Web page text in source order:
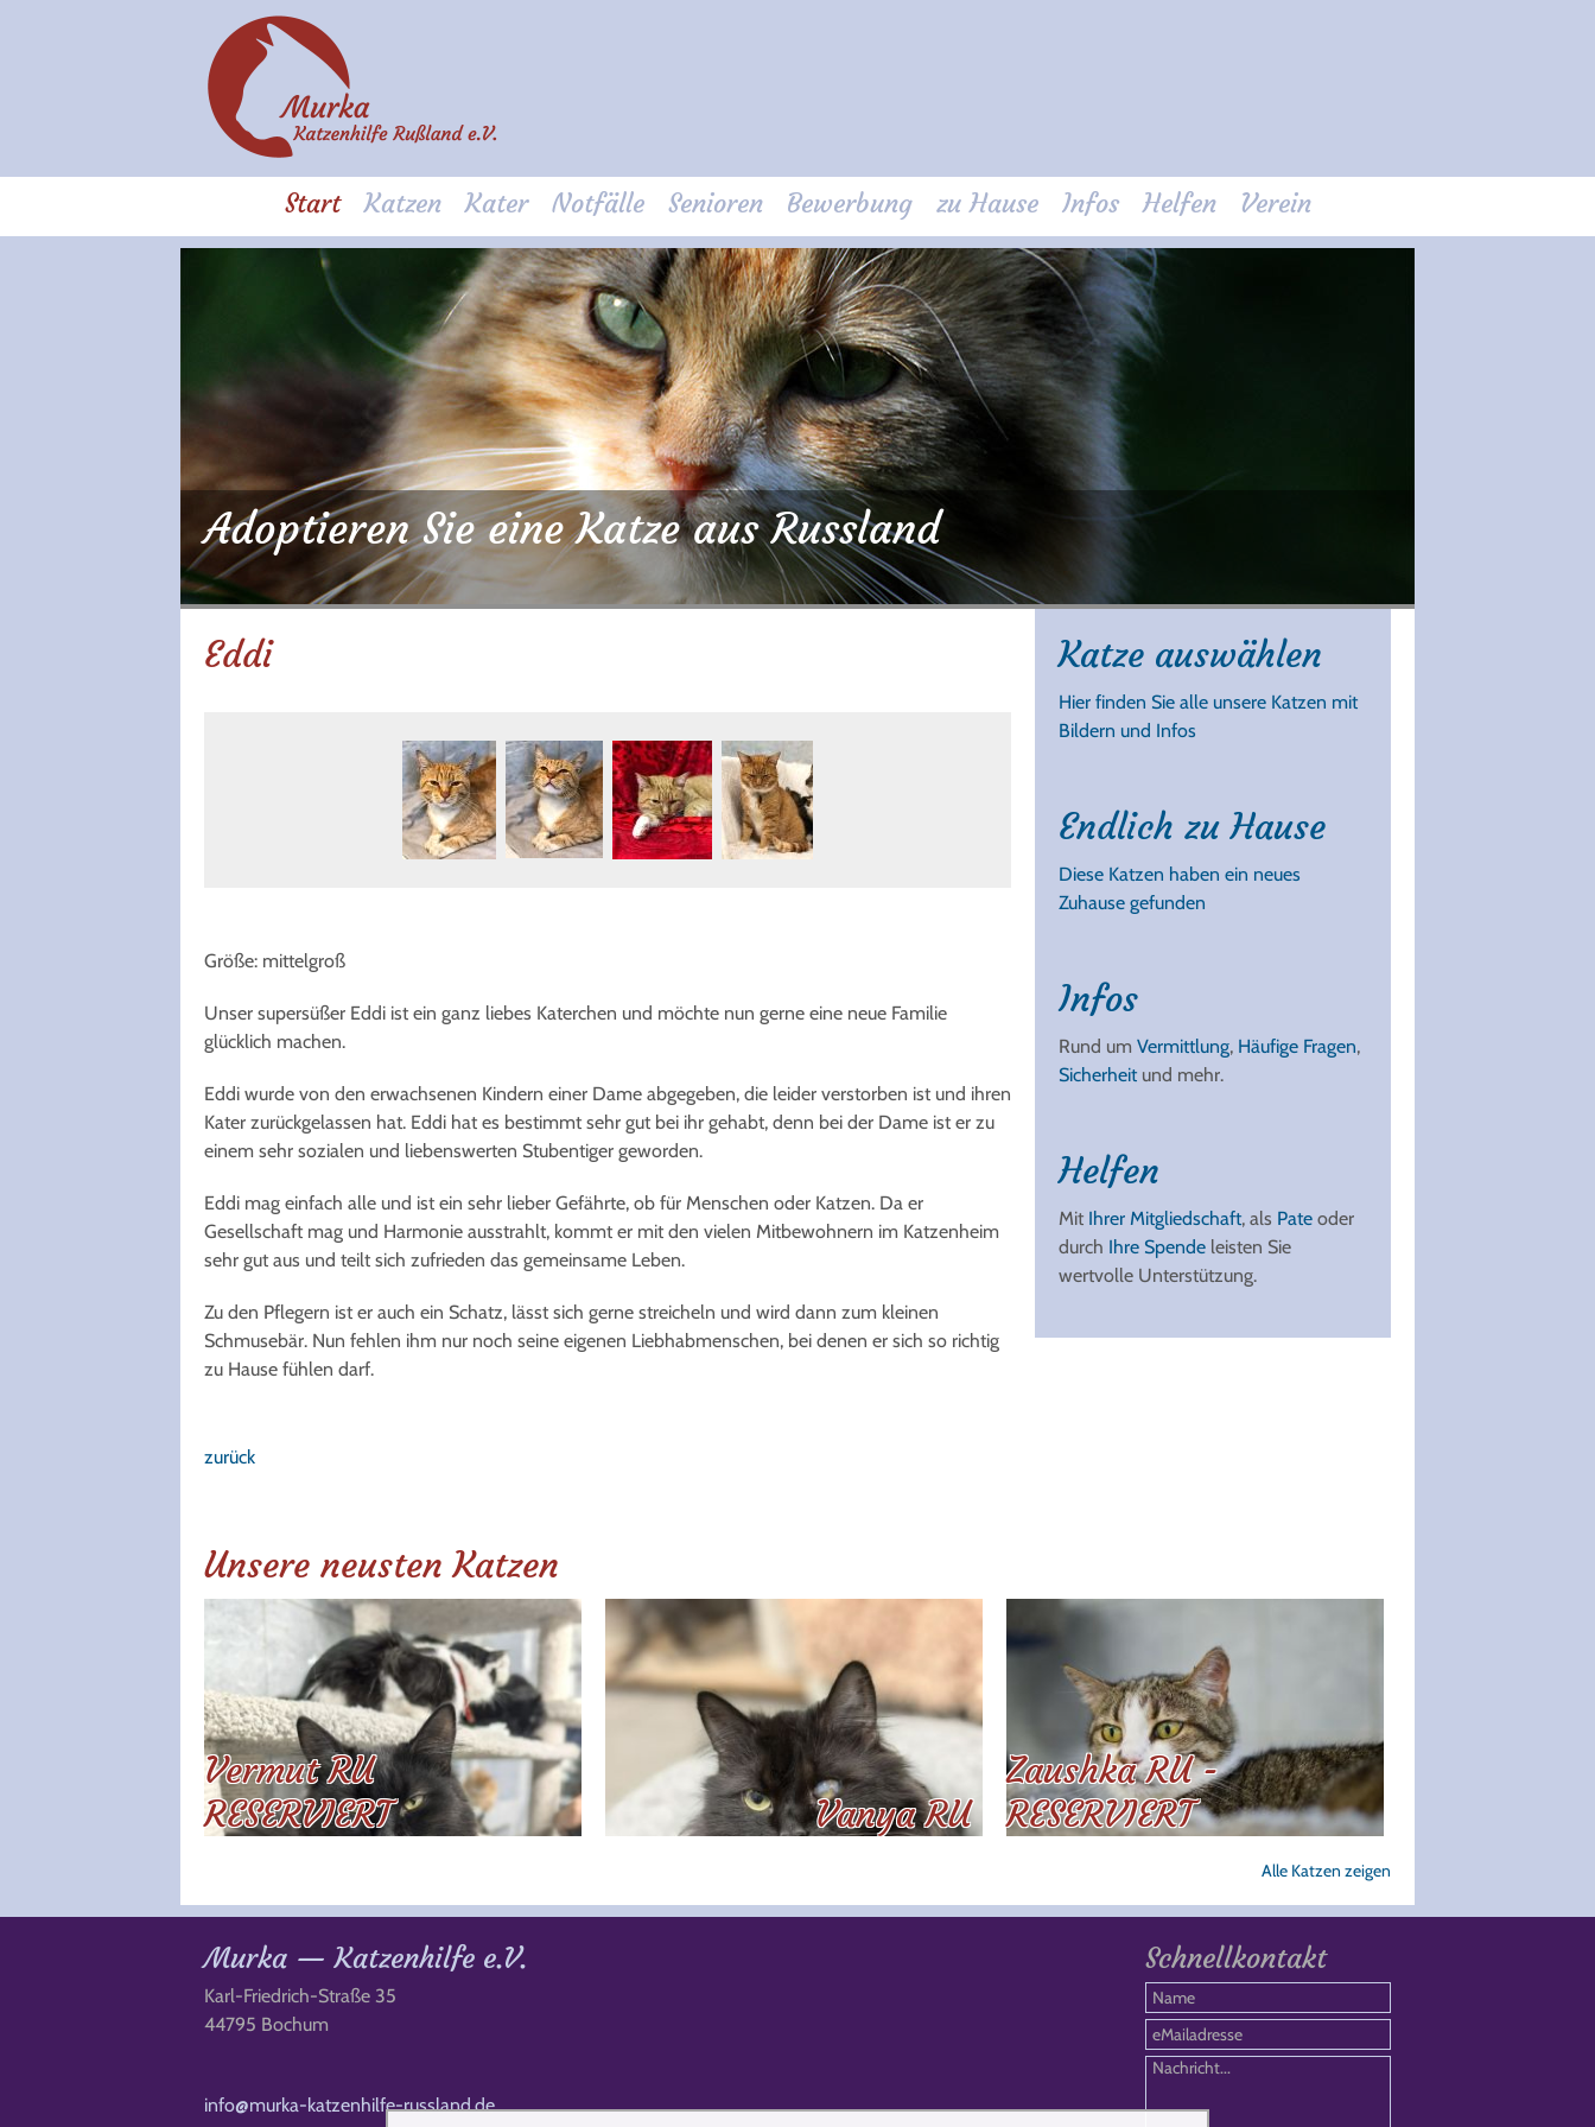
Start Katzen Kater Notfälle Senioren Bewerbung zu Hause Infos Helfen Verein
Adoptieren Sie eine Katze aus Russland
Eddi
Größe: mittelgroß
Unser supersüßer Eddi ist ein ganz liebes Katerchen und möchte nun gerne eine neue Familie
glücklich machen.
Eddi wurde von den erwachsenen Kindern einer Dame abgegeben, die leider verstorben ist und ihren
Kater zurückgelassen hat. Eddi hat es bestimmt sehr gut bei ihr gehabt, denn bei der Dame ist er zu
einem sehr sozialen und liebenswerten Stubentiger geworden.
Eddi mag einfach alle und ist ein sehr lieber Gefährte, ob für Menschen oder Katzen. Da er
Gesellschaft mag und Harmonie ausstrahlt, kommt er mit den vielen Mitbewohnern im Katzenheim
sehr gut aus und teilt sich zufrieden das gemeinsame Leben.
Zu den Pflegern ist er auch ein Schatz, lässt sich gerne streicheln und wird dann zum kleinen
Schmusebär. Nun fehlen ihm nur noch seine eigenen Liebhabmenschen, bei denen er sich so richtig
zu Hause fühlen darf.
zurück
Katze auswählen
Hier finden Sie alle unsere Katzen mit
Bildern und Infos
Endlich zu Hause
Diese Katzen haben ein neues
Zuhause gefunden
Infos
Rund um Vermittlung, Häufige Fragen,
Sicherheitund mehr.
Helfen
Mit Ihrer Mitgliedschaft, als Pate oder
durch Ihre Spende leisten Sie
wertvolle Unterstützung.
Unsere neusten Katzen
Vermut RU
RESERVIERT
Vanya RU
Zaushka RU -
RESERVIERT
Alle Katzen zeigen
Schnellkontakt
Murka — Katzenhilfe e.V.
Karl-Friedrich-Straße 35
44795 Bochum
info@murka-katzenhilfe-russland.de